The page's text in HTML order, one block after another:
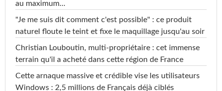
au maximum...
"Je me suis dit comment c'est possible" : ce produit
naturel floute le teint et fixe le maquillage jusqu'au soir
Christian Louboutin, multi-propriétaire : cet immense
terrain qu'il a acheté dans cette région de France
Cette arnaque massive et crédible vise les utilisateurs
Windows : 2,5 millions de Français déjà ciblés